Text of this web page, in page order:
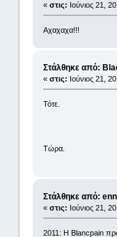
« στις: Ιούνιος 21,
Αχαχαχα!!!
Στάλθηκε από:
« στις: Ιούνιος 21,
Τότε.
Τώρα.
Στάλθηκε από:
« στις: Ιούνιος 21,
2011: H Blancpain